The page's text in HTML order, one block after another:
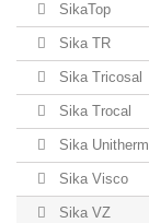
SikaTop
Sika TR
Sika Tricosal
Sika Trocal
Sika Unitherm
Sika Visco
Sika VZ